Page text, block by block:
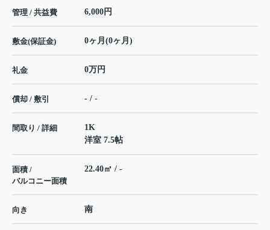
管理 / 共益費 6,000円
敷金(保証金) 0ヶ月(0ヶ月)
礼金 0万円
償却 / 敷引 - / -
間取り / 詳細
1K
洋室 7.5帖
面積 /
バルコニー面積
22.40㎡ / -
向き 南